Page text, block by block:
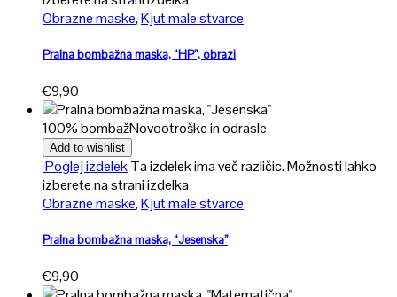
Obrazne maske,Kjut male stvarce
Pralna bombažna maska, “HP”, obrazi
€9,90
100% bombažNovootroške in odrasle
Add to wishlist
Poglej izdelekTa izdelek ima več različic. Možnosti lahko
izberete na strani izdelka
Obrazne maske,Kjut male stvarce
Pralna bombažna maska, “Jesenska”
€9,90